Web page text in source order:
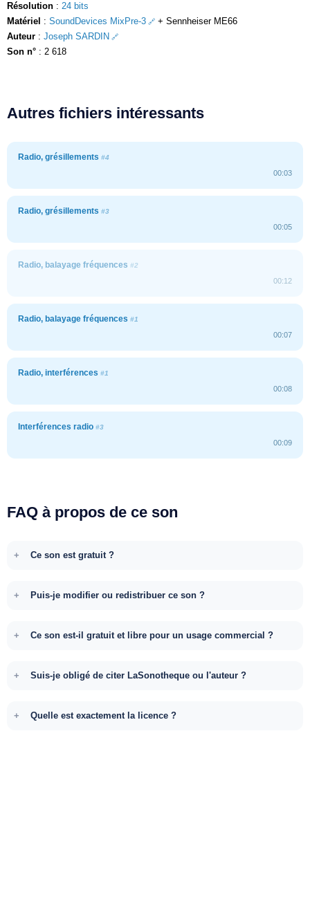
Résolution : 24 bits
Matériel : SoundDevices MixPre-3
+ Sennheiser ME66
Auteur : Joseph SARDIN
Son n° : 2 618
Autres fichiers intéressants
Radio, grésillements #4
00:03
Radio, grésillements #3
00:05
Radio, balayage fréquences #2
00:12
Radio, balayage fréquences #1
00:07
Radio, interférences #1
00:08
Interférences radio #3
00:09
FAQ à propos de ce son
Ce son est gratuit ?
Puis-je modifier ou redistribuer ce son ?
Ce son est-il gratuit et libre pour un usage commercial ?
Suis-je obligé de citer LaSonotheque ou l'auteur ?
Quelle est exactement la licence ?